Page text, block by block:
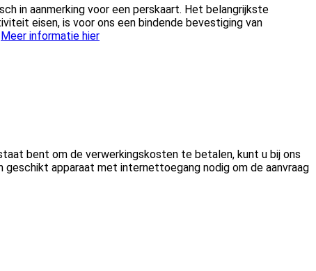
in aanmerking voor een perskaart. Het belangrijkste
eisen, is voor ons een bindende bevestiging van
Meer informatie hier
bent om de verwerkingskosten te betalen, kunt u bij ons
apparaat met internettoegang nodig om de aanvraag